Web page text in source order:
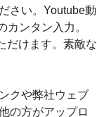
さい。Youtube動
ンタン入力。
だけます。素敵な
クや弊社ウェブ
の方がアップロ